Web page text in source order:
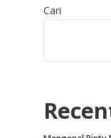
Cari